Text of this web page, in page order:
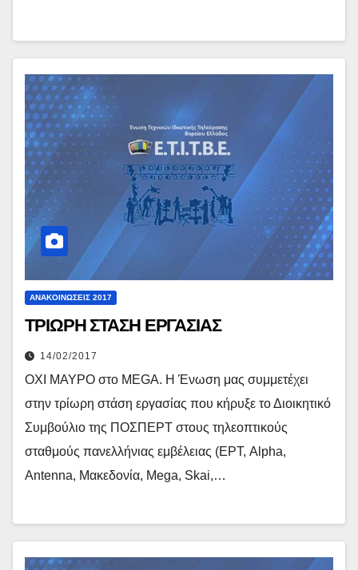
ΑΝΑΚΟΙΝΏΣΕΙΣ 2017
ΤΡΙΩΡΗ ΣΤΑΣΗ ΕΡΓΑΣΙΑΣ
14/02/2017
ΟΧΙ ΜΑΥΡΟ στο MEGA. Η Ένωση μας συμμετέχει
στην τρίωρη στάση εργασίας που κήρυξε το Διοικητικό
Συμβούλιο της ΠΟΣΠΕΡΤ στους τηλεοπτικούς
σταθμούς πανελλήνιας εμβέλειας (ΕΡΤ, Alpha,
Antenna, Μακεδονία, Mega, Skai,…